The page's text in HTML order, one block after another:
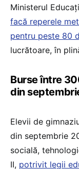
Ministerul
facă reperele
pentru peste 80
lucrătoare, în
Burse între
din
Elevii de
din septembrie
socială,
II, potrivit legii